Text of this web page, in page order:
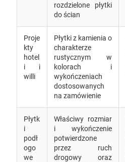
rozdzielone płytki
do ścian
Proje
kty
hotel
i i
willi
Płytki z kamienia o
charakterze
rustycznym w
kolorach i
wykończeniach
dostosowanych
na zamówienie
Płytk
i
podł
ogo
we
Właściwy rozmiar
i wykończenie
potwierdzone
przez ruch
drogowy oraz